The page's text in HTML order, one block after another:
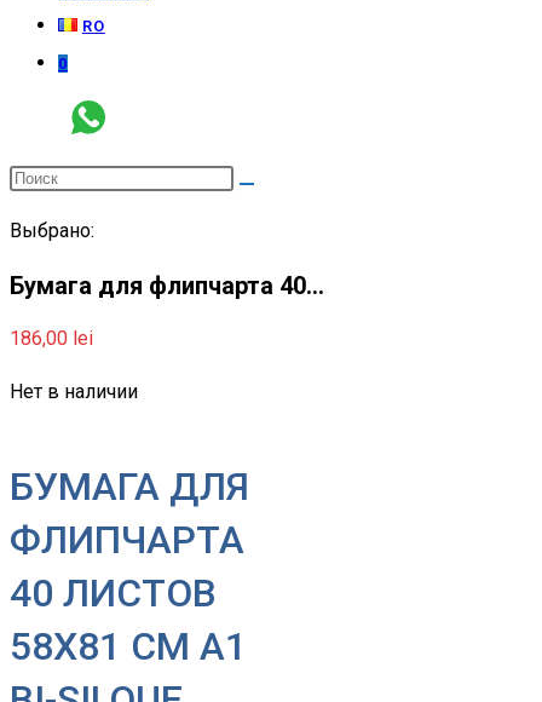
RO
0
Выбрано:
Бумага для флипчарта 40…
186,00 lei
Нет в наличии
БУМАГА ДЛЯ
ФЛИПЧАРТА
40 ЛИСТОВ
58X81 CM A1